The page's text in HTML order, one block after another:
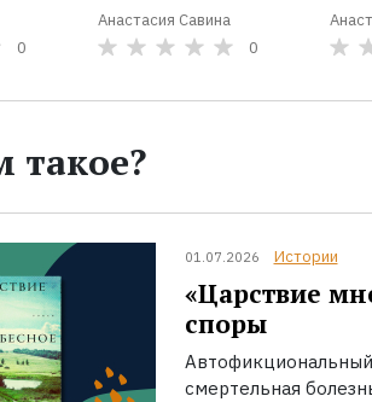
0
Анастасия Савина
0
такое?
01.07.2026 Истории
«Царствие
споры
смертельная